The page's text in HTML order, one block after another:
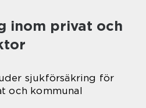
inom privat och
sjukförsäkring för
och kommunal